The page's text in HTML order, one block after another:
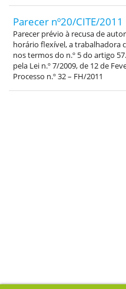
Parecer nº20/CITE/2011
Parecer prévio à recusa de
horário flexível, a trabalhadora
nos termos do n.º 5 do artigo
pela Lei n.º 7/2009, de 12 de
Processo n.º 32 – FH/2011